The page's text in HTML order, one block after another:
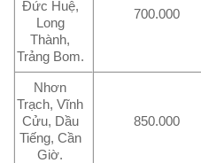
Đức Huệ,
Long
Thành,
Trảng Bom.
700.000
Nhơn
Trạch, Vĩnh
Cửu, Dầu
Tiếng, Cần
Giờ.
850.000